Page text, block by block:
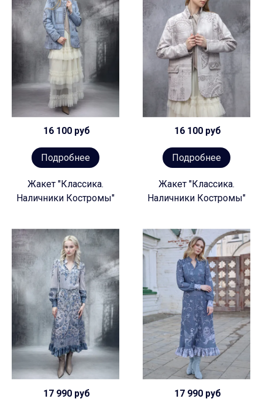
16 100 руб
Подробнее
Жакет "Классика.
Наличники Костромы"
16 100 руб
Подробнее
Жакет "Классика.
Наличники Костромы"
17 990 руб 17 990 руб